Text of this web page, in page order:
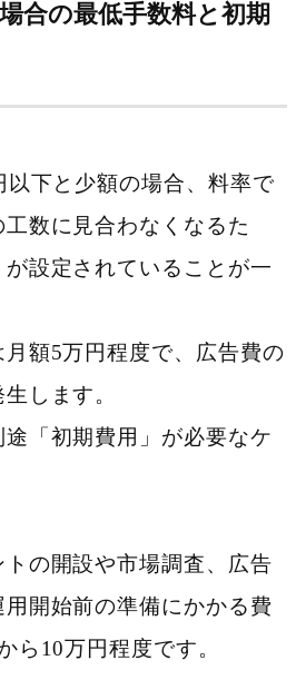
合の最低手数料と初期
以下と少額の場合、料率で
数に見合わなくなるた
設定されていることが一
額5万円程度で、広告費の
します。
「初期費用」が必要なケ
の開設や市場調査、広告
開始前の準備にかかる費
ら10万円程度です。